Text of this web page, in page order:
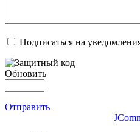
Подписаться на
Обновить
Отправить